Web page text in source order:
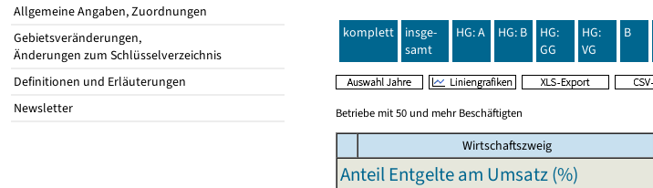
Allgemeine Angaben, Zuordnungen
Gebietsveränderungen,
Änderungen zum Schlüsselverzeichnis
Definitionen und Erläuterungen
Newsletter
komplett
insge-
samt
HG: A HG: B
HG:
GG
HG:
VG
B
Betriebe mit 50 und mehr Beschäftigten
Wirtschaftszweig
Anteil Entgelte am Umsatz (%)